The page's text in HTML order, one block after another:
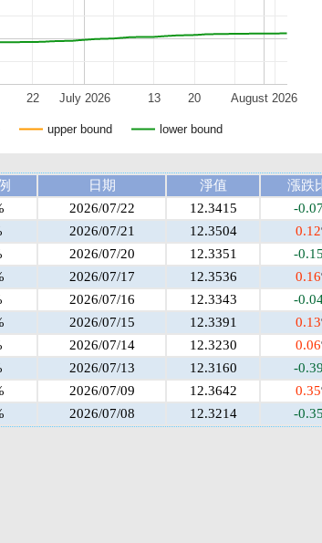
upper bound lower bound
July 2026 August 2026
22 13 20
日期 淨值
漲跌
2026/07/22 12.3415 -0.07
2026/07/21 12.3504 0.12
2026/07/20 12.3351 -0.15
2026/07/17 12.3536 0.16
2026/07/16 12.3343 -
2026/07/15 12.3391 0.13
2026/07/14 12.3230 0.06
2026/07/13 12.3160 -0.39
2026/07/09 12.3642 0.35
2026/07/08 12.3214 -0.35